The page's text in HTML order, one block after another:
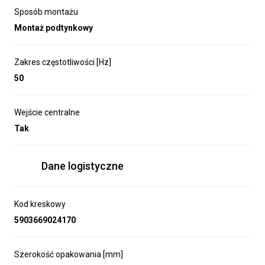
sterownik rolet dopuszkowy centralny SRP‑03.
wejścia sterowania lokalnego i centralnego
podświetlające),
Od ponad 30 lat działamy na rynku branży
Podstawą naszego działania jest zapewnienie najwyższej
Sposób montażu
Montaż podtynkowy
Zakres częstotliwości [Hz]
50
Wejście centralne
Tak
Dane logistyczne
Kod kreskowy
5903669024170
Szerokość opakowania [mm]